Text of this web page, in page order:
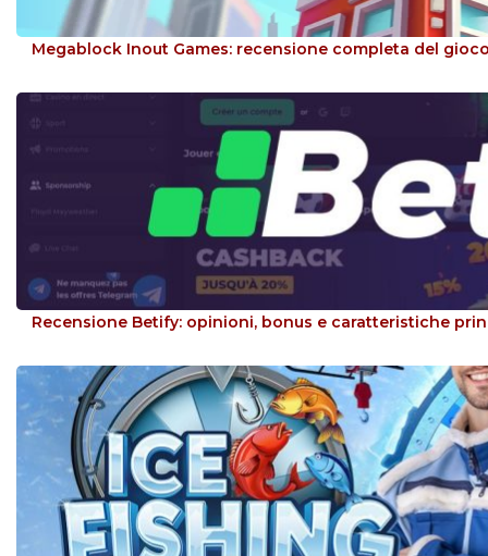
Megablock Inout Games: recensione completa del
Recensione Betify: opinioni, bonus e caratteristiche